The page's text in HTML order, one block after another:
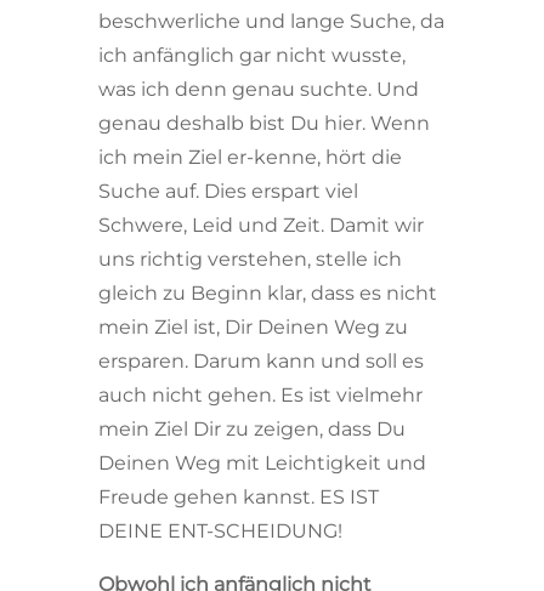
beschwerliche und lange Suche, da
ich anfänglich gar nicht wusste,
was ich denn genau suchte. Und
genau deshalb bist Du hier. Wenn
ich mein Ziel er-kenne, hört die
Suche auf. Dies erspart viel
Schwere, Leid und Zeit. Damit wir
uns richtig verstehen, stelle ich
gleich zu Beginn klar, dass es nicht
mein Ziel ist, Dir Deinen Weg zu
ersparen. Darum kann und soll es
auch nicht gehen. Es ist vielmehr
mein Ziel Dir zu zeigen, dass Du
Deinen Weg mit Leichtigkeit und
Freude gehen kannst. ES IST
DEINE ENT-SCHEIDUNG!
Obwohl ich anfänglich nicht